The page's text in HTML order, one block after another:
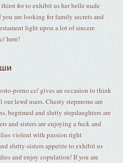
for to exhibit us her belle nude
are looking for family secrets and
light upon a lot of sincere
here!
porno.cc/ gives an occasion to think
lewd users. Chesty stepmoms are
begrimed and slutty stepdaughters are
and sisters are enjoying a fuck and
violent with passion right
slutty-sisters appetite to exhibit us
and enjoy copulation! If you are